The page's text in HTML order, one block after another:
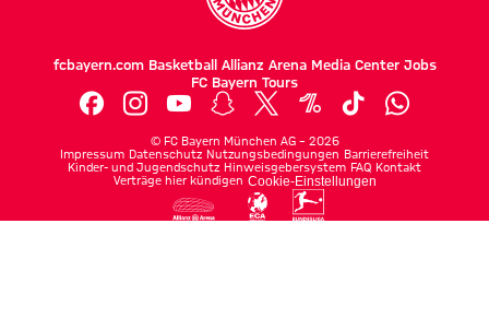
fcbayern.com Basketball Allianz Arena Media Center Jobs
FC Bayern Tours
© FC Bayern München AG – 2026
Impressum Datenschutz Nutzungsbedingungen Barrierefreiheit
Kinder- und Jugendschutz Hinweisgebersystem FAQ Kontakt
Verträge hier kündigen Cookie-Einstellungen